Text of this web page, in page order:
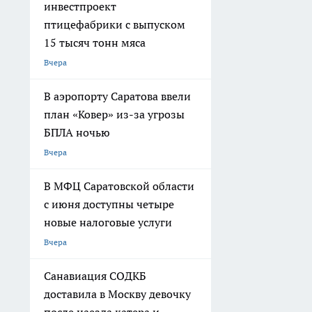
инвестпроект
птицефабрики с выпуском
15 тысяч тонн мяса
Вчера
В аэропорту Саратова ввели
план «Ковер» из-за угрозы
БПЛА ночью
Вчера
В МФЦ Саратовской области
с июня доступны четыре
новые налоговые услуги
Вчера
Санавиация СОДКБ
доставила в Москву девочку